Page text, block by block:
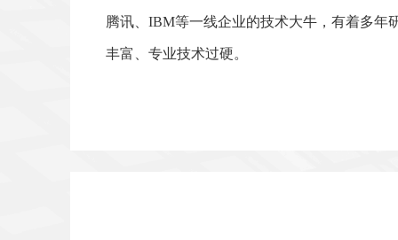
腾讯、IBM等一线企业的技术大牛，有着多年
丰富、专业技术过硬。